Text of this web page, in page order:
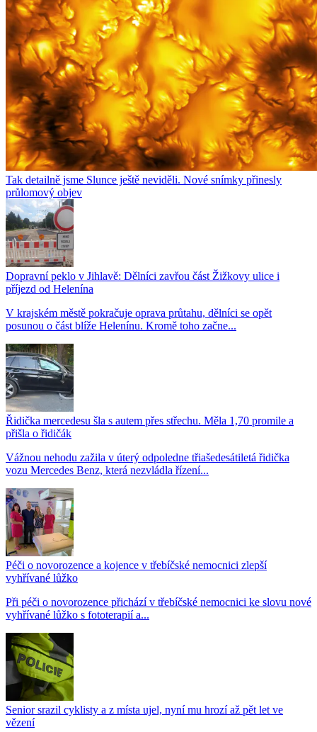
Tak detailně jsme Slunce ještě neviděli. Nové snímky přinesly
průlomový objev
Dopravní peklo v Jihlavě: Dělníci zavřou část Žižkovy ulice i
příjezd od Helenína
V krajském městě pokračuje oprava průtahu, dělníci se opět
posunou o část blíže Helenínu. Kromě toho začne...
Řidička mercedesu šla s autem přes střechu. Měla 1,70 promile a
přišla o řidičák
Vážnou nehodu zažila v úterý odpoledne třiašedesátiletá řidička
vozu Mercedes Benz, která nezvládla řízení...
Péči o novorozence a kojence v třebíčské nemocnici zlepší
vyhřívané lůžko
Při péči o novorozence přichází v třebíčské nemocnici ke slovu nové
vyhřívané lůžko s fototerapií a...
Senior srazil cyklisty a z místa ujel, nyní mu hrozí až pět let ve
vězení